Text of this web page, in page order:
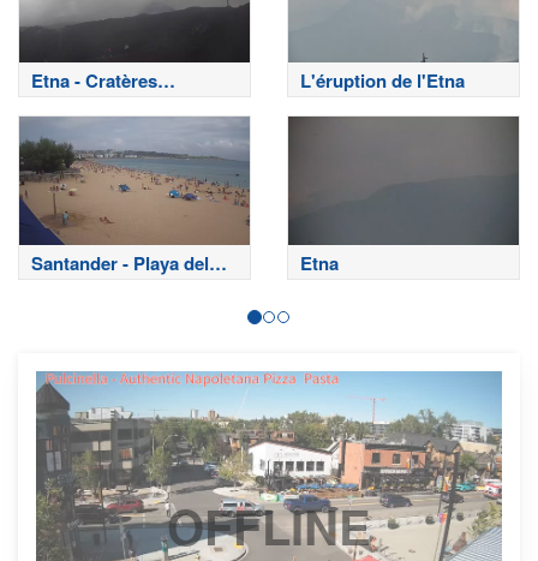
Etna - Cratères
sommitaux
L'éruption de l'Etna
Santander - Playa del
Sardinero
Etna
OFFLINE